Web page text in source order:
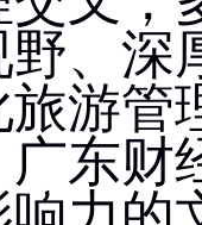
、深
游管
东财